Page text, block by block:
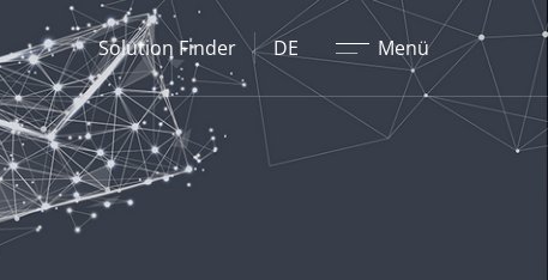
Solution Finder DE Menü
Schließen